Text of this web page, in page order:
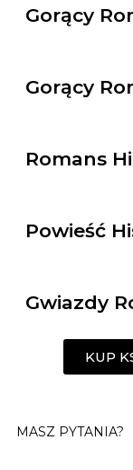
Gorący
Gorący
Romans
Powieść
Gwiazdy
KUP
MASZ PYTANIA?